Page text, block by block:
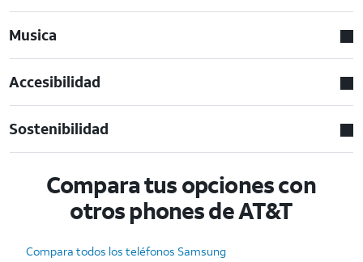
Musica
Accesibilidad
Sostenibilidad
Compara tus opciones con
otros phones de AT&T
Compara todos los teléfonos Samsung